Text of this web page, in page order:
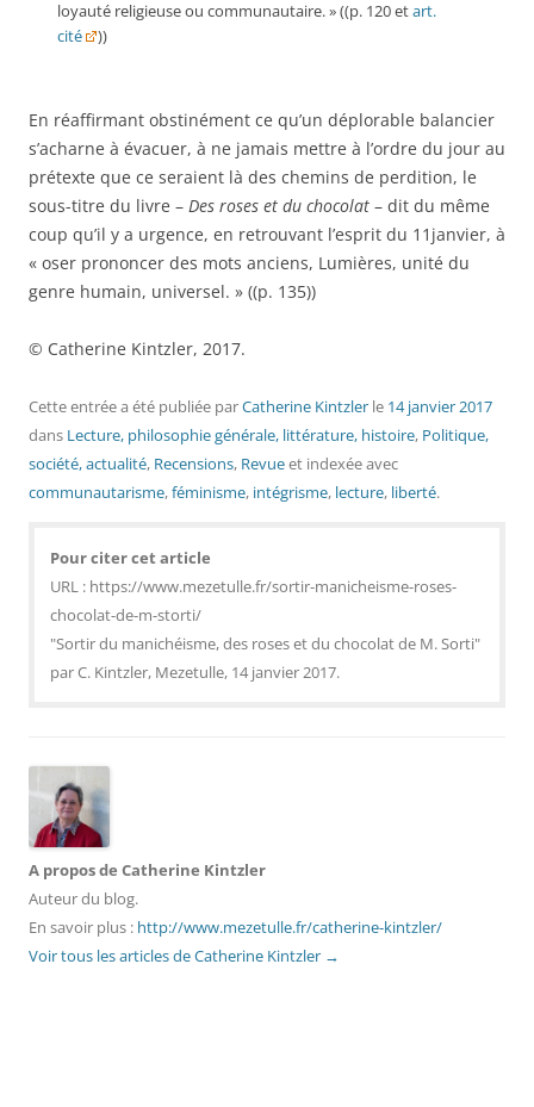
loyauté religieuse ou communautaire. » ((p. 120 etart.
cité
))
En réaffirmant obstinément ce qu’un déplorable balancier
s’acharne à évacuer, à ne jamais mettre à l’ordre du jour au
prétexte que ce seraient là des chemins de perdition, le
sous-titre du livre – Des roses et du chocolat – dit du même
coup qu’il y a urgence, en retrouvant l’esprit du 11janvier, à
« oser prononcer des mots anciens, Lumières, unité du
genre humain, universel. » ((p. 135))
© Catherine Kintzler, 2017.
Cette entrée a été publiée parCatherine Kintzler le 14 janvier 2017
dans Lecture, philosophie générale, littérature, histoire, Politique,
société, actualité, Recensions, Revueet indexée avec
communautarisme,féminisme, intégrisme, lecture, liberté.
Pour citer cet article
URL : https://www.mezetulle.fr/sortir-manicheisme-roses-
chocolat-de-m-storti/
"Sortir du manichéisme, des roses et du chocolat de M. Sorti"
par C. Kintzler, Mezetulle, 14 janvier 2017.
A propos de Catherine Kintzler
Auteur du blog.
En savoir plus : http://www.mezetulle.fr/catherine-kintzler/
Voir tous les articles de Catherine Kintzler →